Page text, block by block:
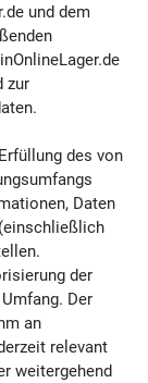
und dem
zur
des von
Daten
der
Der
an
relevant
weitergehend